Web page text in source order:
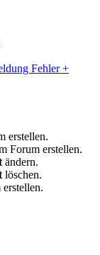
Fehler +
erstellen.
Forum erstellen.
ändern.
löschen.